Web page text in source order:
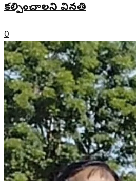
కల్పించాలని వినతి
0